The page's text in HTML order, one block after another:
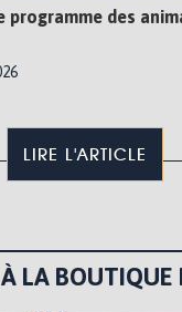
programme des
LIRE L'ARTICLE
LA BOUTIQUE